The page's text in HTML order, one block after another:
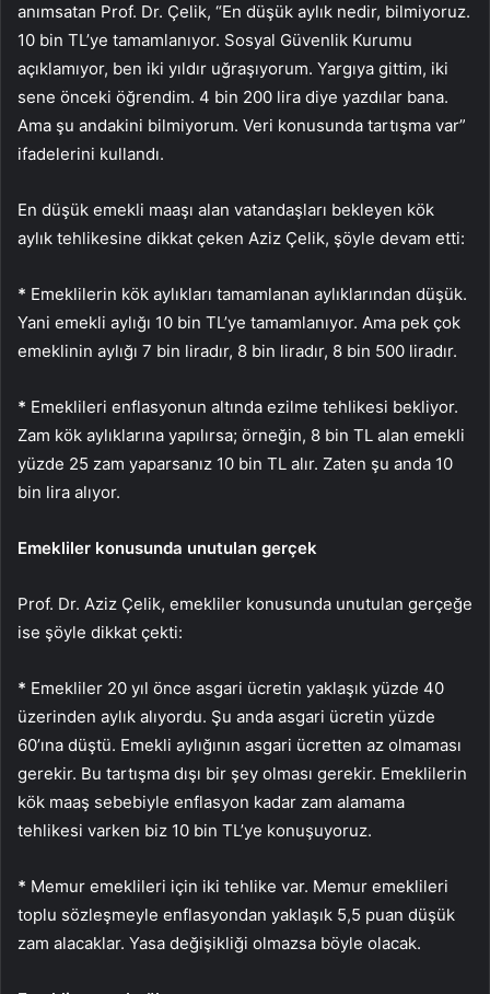
anımsatan Prof. Dr. Çelik, “En düşük aylık nedir, bilmiyoruz.
10 bin TL’ye tamamlanıyor. Sosyal Güvenlik Kurumu
açıklamıyor, ben iki yıldır uğraşıyorum. Yargıya gittim, iki
sene önceki öğrendim. 4 bin 200 lira diye yazdılar bana.
Ama şu andakini bilmiyorum. Veri konusunda tartışma var”
ifadelerini kullandı.
En düşük emekli maaşı alan vatandaşları bekleyen kök
aylık tehlikesine dikkat çeken Aziz Çelik, şöyle devam etti:
* Emeklilerin kök aylıkları tamamlanan aylıklarından düşük.
Yani emekli aylığı 10 bin TL’ye tamamlanıyor. Ama pek çok
emeklinin aylığı 7 bin liradır, 8 bin liradır, 8 bin 500 liradır.
* Emeklileri enflasyonun altında ezilme tehlikesi bekliyor.
Zam kök aylıklarına yapılırsa; örneğin, 8 bin TL alan emekli
yüzde 25 zam yaparsanız 10 bin TL alır. Zaten şu anda 10
bin lira alıyor.
Emekliler konusunda unutulan gerçek
Prof. Dr. Aziz Çelik, emekliler konusunda unutulan gerçeğe
ise şöyle dikkat çekti:
* Emekliler 20 yıl önce asgari ücretin yaklaşık yüzde 40
üzerinden aylık alıyordu. Şu anda asgari ücretin yüzde
60’ına düştü. Emekli aylığının asgari ücretten az olmaması
gerekir. Bu tartışma dışı bir şey olması gerekir. Emeklilerin
kök maaş sebebiyle enflasyon kadar zam alamama
tehlikesi varken biz 10 bin TL’ye konuşuyoruz.
* Memur emeklileri için iki tehlike var. Memur emeklileri
toplu sözleşmeyle enflasyondan yaklaşık 5,5 puan düşük
zam alacaklar. Yasa değişikliği olmazsa böyle olacak.